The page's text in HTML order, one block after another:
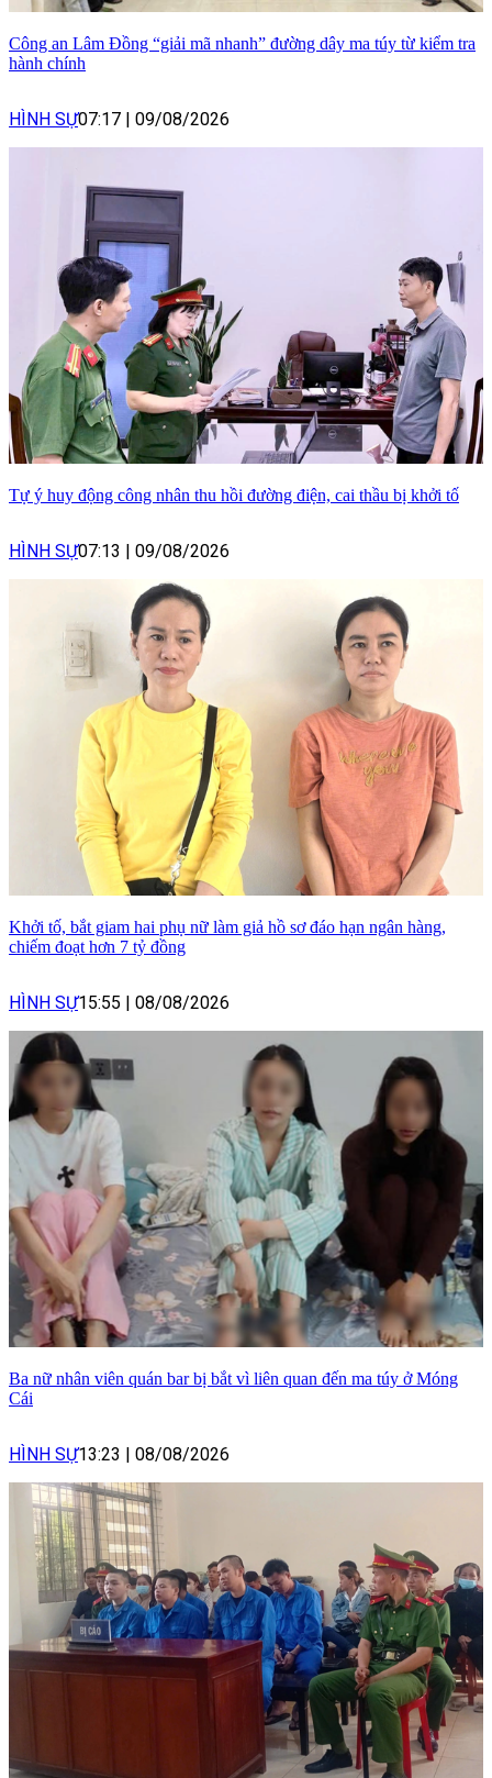
Công an Lâm Đồng “giải mã nhanh” đường dây ma túy từ kiểm tra
hành chính
HÌNH SỰ07:17 | 09/08/2026
Tự ý huy động công nhân thu hồi đường điện, cai thầu bị khởi tố
HÌNH SỰ07:13 | 09/08/2026
Khởi tố, bắt giam hai phụ nữ làm giả hồ sơ đáo hạn ngân hàng,
chiếm đoạt hơn 7 tỷ đồng
HÌNH SỰ15:55 | 08/08/2026
Ba nữ nhân viên quán bar bị bắt vì liên quan đến ma túy ở Móng
Cái
HÌNH SỰ13:23 | 08/08/2026